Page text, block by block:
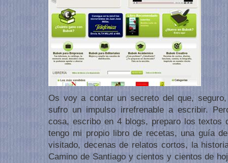
Os voy a contar un secreto del que,
sufro un impulso irrefrenable a escribir.
cosa, escribo en 4 blogs, preparo los textos
tengo mi propio libro de recetas, una guía
visitado, decenas de relatos cortos, la
Camino de Santiago y cientos y cientos de